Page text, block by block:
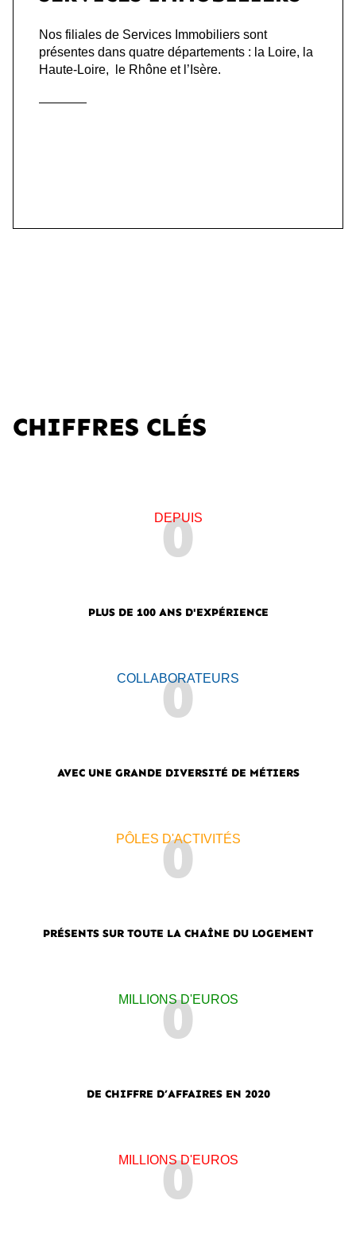
Nos filiales de Services Immobiliers sont
présentes dans quatre départements : la Loire, la
Haute-Loire, le Rhône et l’Isère.
CHIFFRES CLÉS
0
DEPUIS
PLUS DE 100 ANS D'EXPÉRIENCE
0
COLLABORATEURS
AVEC UNE GRANDE DIVERSITÉ DE MÉTIERS
0
PÔLES D'ACTIVITÉS
PRÉSENTS SUR TOUTE LA CHAÎNE DU LOGEMENT
0
MILLIONS D'EUROS
DE CHIFFRE D’AFFAIRES EN 2020
0
MILLIONS D'EUROS